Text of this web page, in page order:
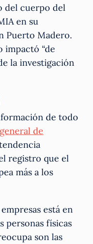
del cuerpo del
en su
Puerto Madero.
impactó “de
la investigación
de todo
de
registro que el
más a los
está en
personas físicas
son las